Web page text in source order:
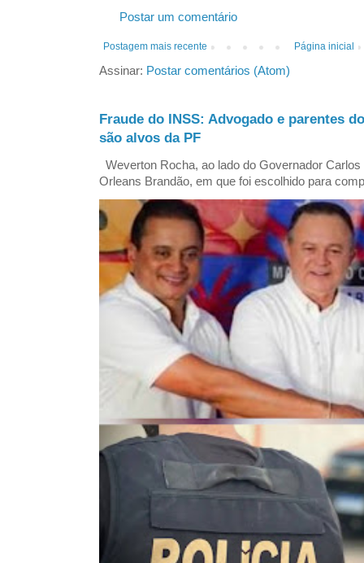
Postar um comentário
Postagem mais recente Página inicial
Assinar: Postar comentários (Atom)
Fraude do INSS: Advogado e parentes
são alvos da PF
Weverton Rocha, ao lado do Governador
Orleans Brandão, em que foi escolhido para